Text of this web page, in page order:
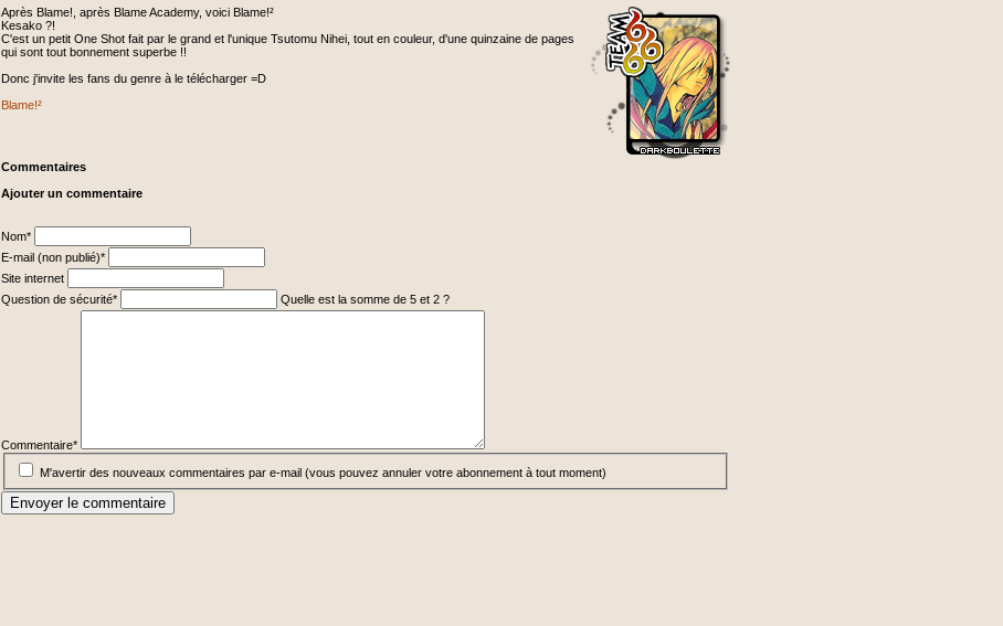
Après Blame!, après Blame Academy, voici Blame!²
Kesako ?!
C'est un petit One Shot fait par le grand et l'unique Tsutomu Nihei, tout en couleur, d'une quinzaine de pages
qui sont tout bonnement superbe !!
Donc j'invite les fans du genre à le télécharger =D
Blame!²
Commentaires
Ajouter un commentaire
Champ
obligatoire
Nom*
Champ
obligatoire
E-mail (non publié)*
Site internet
Champ
obligatoire
Question de sécurité*
Quelle est la somme de 5 et 2 ?
Commentaire*
M'avertir des nouveaux commentaires par e-mail (vous pouvez annuler votre abonnement à tout moment)
Envoyer le commentaire